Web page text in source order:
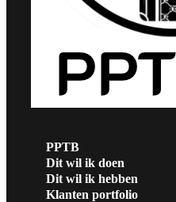
PPTB
Dit wil ik doen
Dit wil ik hebben
Klanten portfolio